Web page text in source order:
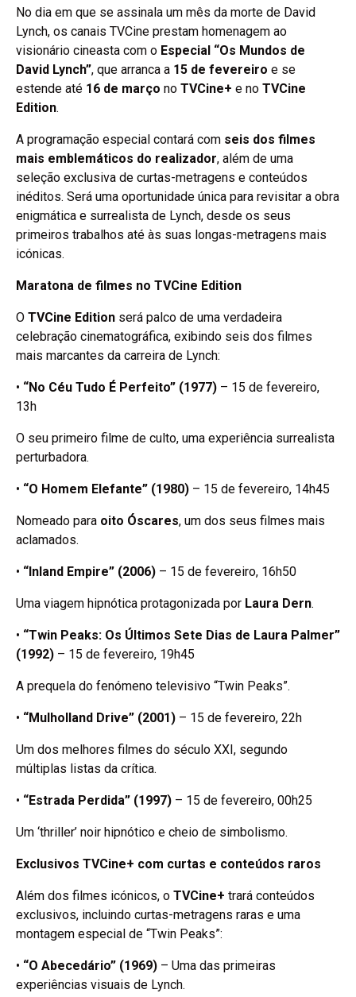
No dia em que se assinala um mês da morte de David
Lynch, os canais TVCine prestam homenagem ao
visionário cineasta com o Especial “Os Mundos de
David Lynch”, que arranca a 15 de fevereiro e se
estende até 16 de março no TVCine+ e no TVCine
Edition.
A programação especial contará com seis dos filmes
mais emblemáticos do realizador, além de uma
seleção exclusiva de curtas-metragens e conteúdos
inéditos. Será uma oportunidade única para revisitar a obra
enigmática e surrealista de Lynch, desde os seus
primeiros trabalhos até às suas longas-metragens mais
icónicas.
Maratona de filmes no TVCine Edition
O TVCine Edition será palco de uma verdadeira
celebração cinematográfica, exibindo seis dos filmes
mais marcantes da carreira de Lynch:
• “No Céu Tudo É Perfeito” (1977) – 15 de fevereiro,
13h
O seu primeiro filme de culto, uma experiência surrealista
perturbadora.
• “O Homem Elefante” (1980) – 15 de fevereiro, 14h45
Nomeado para oito Óscares, um dos seus filmes mais
aclamados.
• “Inland Empire” (2006) – 15 de fevereiro, 16h50
Uma viagem hipnótica protagonizada por Laura Dern.
• “Twin Peaks: Os Últimos Sete Dias de Laura Palmer”
(1992) – 15 de fevereiro, 19h45
A prequela do fenómeno televisivo “Twin Peaks”.
• “Mulholland Drive” (2001) – 15 de fevereiro, 22h
Um dos melhores filmes do século XXI, segundo
múltiplas listas da crítica.
• “Estrada Perdida” (1997) – 15 de fevereiro, 00h25
Um ‘thriller’ noir hipnótico e cheio de simbolismo.
Exclusivos TVCine+ com curtas e conteúdos raros
Além dos filmes icónicos, o TVCine+ trará conteúdos
exclusivos, incluindo curtas-metragens raras e uma
montagem especial de “Twin Peaks”:
• “O Abecedário” (1969) – Uma das primeiras
experiências visuais de Lynch.